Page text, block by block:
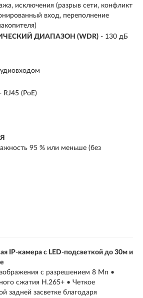
исключения (разрыв сети, конфликт
вход, переполнение
ДИАПАЗОН (WDR) - 130 дБ
- RJ45 (PoE)
95 % или меньше (без
IP-камера с LED-подсветкой до 30м и
с разрешением 8 Мп •
сжатия H.265+ • Четкое
задней засветке благодаря